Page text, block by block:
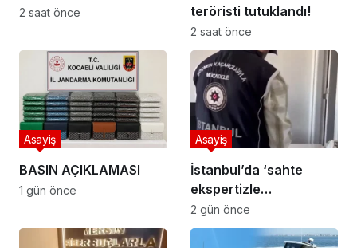
2 saat önce teröristi tutuklandı!
2 saat önce
BASIN AÇIKLAMASI
Asayiş
1 gün önce
İstanbul’da ‘sahte
ekspertizle
vatandaşlık’
operasyonu
Asayiş
2 gün önce